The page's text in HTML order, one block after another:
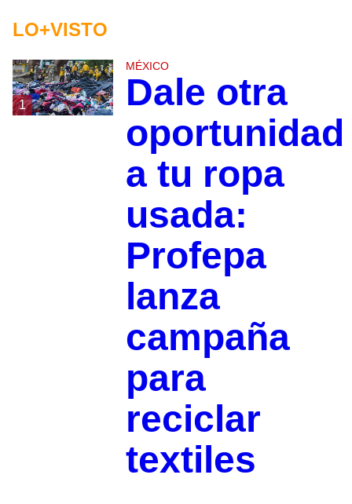
LO+VISTO
1
MÉXICO
Dale otra
oportunidad
a tu ropa
usada:
Profepa
lanza
campaña
para
reciclar
textiles